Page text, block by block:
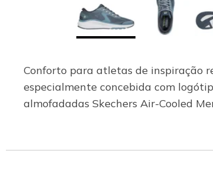
Conforto para atletas de inspiração
especialmente concebida com
almofadadas Skechers Air-Cooled